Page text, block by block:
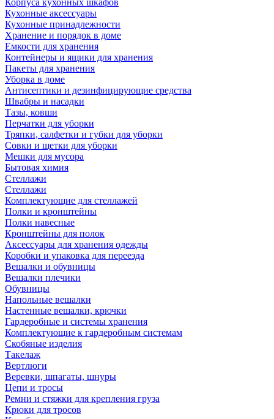
Корпуса кухонных шкафов
Кухонные аксессуары
Кухонные принадлежности
Хранение и порядок в доме
Емкости для хранения
Контейнеры и ящики для хранения
Пакеты для хранения
Уборка в доме
Антисептики и дезинфицирующие средства
Швабры и насадки
Тазы, ковши
Перчатки для уборки
Тряпки, салфетки и губки для уборки
Совки и щетки для уборки
Мешки для мусора
Бытовая химия
Стеллажи
Стеллажи
Комплектующие для стеллажей
Полки и кронштейны
Полки навесные
Кронштейны для полок
Аксессуары для хранения одежды
Коробки и упаковка для переезда
Вешалки и обувницы
Вешалки плечики
Обувницы
Напольные вешалки
Настенные вешалки, крючки
Гардеробные и системы хранения
Комплектующие к гардеробным системам
Скобяные изделия
Такелаж
Вертлюги
Веревки, шпагаты, шнуры
Цепи и тросы
Ремни и стяжки для крепления груза
Крюки для тросов